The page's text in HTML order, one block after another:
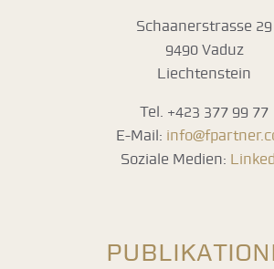
Schaanerstrasse 29
9490 Vaduz
Liechtenstein
Tel. +423 377 99 77
E-Mail:
Soziale Medien: